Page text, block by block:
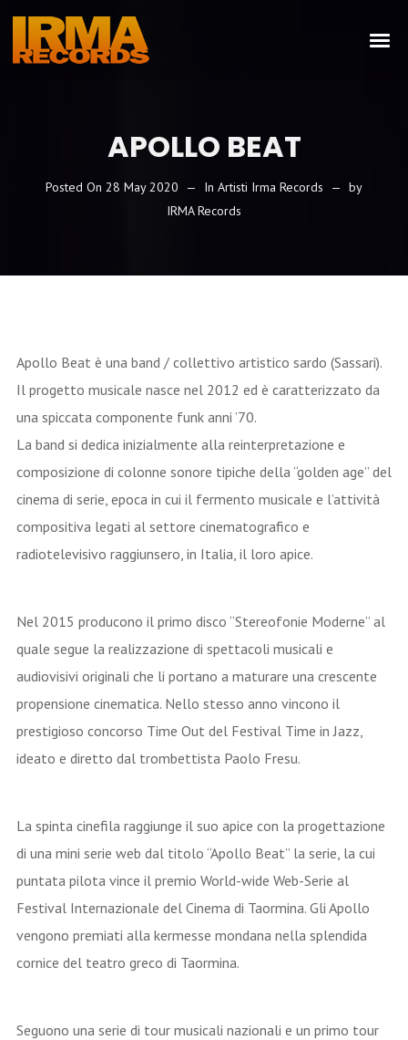
APOLLO BEAT
Posted On 28 May 2020 In Artisti Irma Records
by
IRMA Records
Apollo Beat è una band / collettivo artistico sardo (Sassari).
Il progetto musicale nasce nel 2012 ed è caratterizzato da
una spiccata componente funk anni ’70.
La band si dedica inizialmente alla reinterpretazione e
composizione di colonne sonore tipiche della “golden age” del
cinema di serie, epoca in cui il fermento musicale e l’attività
compositiva legati al settore cinematografico e
radiotelevisivo raggiunsero, in Italia, il loro apice.
Nel 2015 producono il primo disco “Stereofonie Moderne” al
quale segue la realizzazione di spettacoli musicali e
audiovisivi originali che li portano a maturare una crescente
propensione cinematica. Nello stesso anno vincono il
prestigioso concorso Time Out del Festival Time in Jazz,
ideato e diretto dal trombettista Paolo Fresu.
La spinta cinefila raggiunge il suo apice con la progettazione
di una mini serie web dal titolo “Apollo Beat” la serie, la cui
puntata pilota vince il premio World-wide Web-Serie al
Festival Internazionale del Cinema di Taormina. Gli Apollo
vengono premiati alla kermesse mondana nella splendida
cornice del teatro greco di Taormina.
Seguono una serie di tour musicali nazionali e un primo tour